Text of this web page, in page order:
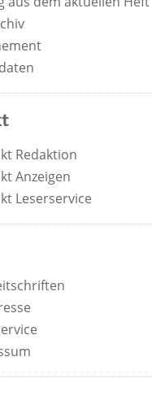
Redaktion
Anzeigen
Leserservice